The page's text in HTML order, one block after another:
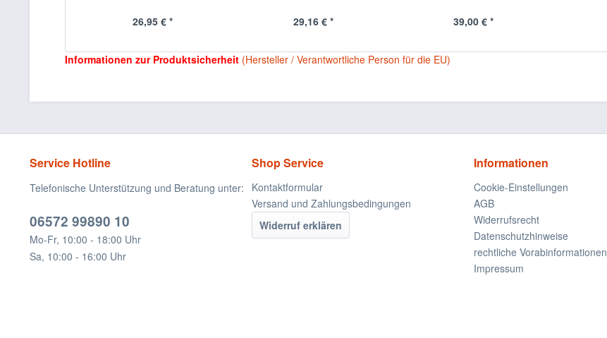
26,95 € * 29,16 € * 39,00 € *
Informationen zur Produktsicherheit (Hersteller / Verantwortliche Person für die EU)
Service Hotline
Telefonische Unterstützung und Beratung unter:
06572 99890 10
Mo-Fr, 10:00 - 18:00 Uhr
Sa, 10:00 - 16:00 Uhr
Shop Service
Kontaktformular
Versand und Zahlungsbedingungen
Widerruf erklären
Informationen
Cookie-Einstellungen
AGB
Widerrufsrecht
Datenschutzhinweise
rechtliche Vorabinformationen
Impressum